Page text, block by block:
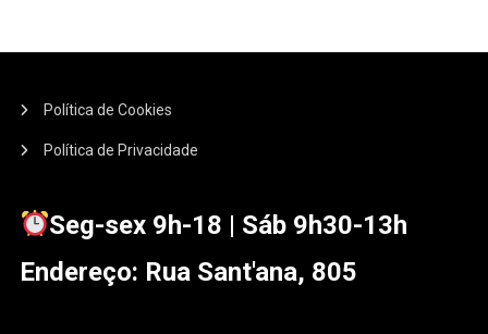
Política de Cookies
Política de Privacidade
Seg-sex 9h-18 | Sáb 9h30-13h
Endereço: Rua Sant'ana, 805